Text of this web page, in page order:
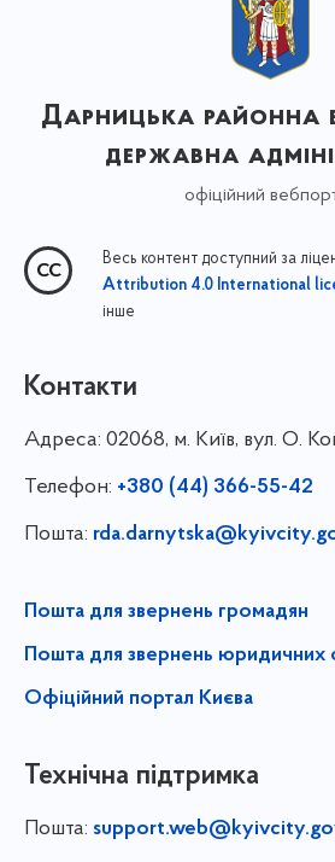
Дарницька районна в
державна
офіційний
Весь контент доступний за
Attribution 4.0 International
інше
Контакти
Адреса: 02068, м. Київ, вул. О.
Телефон: +380 (44) 366-55-42
Пошта:
Пошта для звернень громадян
Пошта для звернень юридичних
Офіційний портал Києва
Технічна підтримка
Пошта: